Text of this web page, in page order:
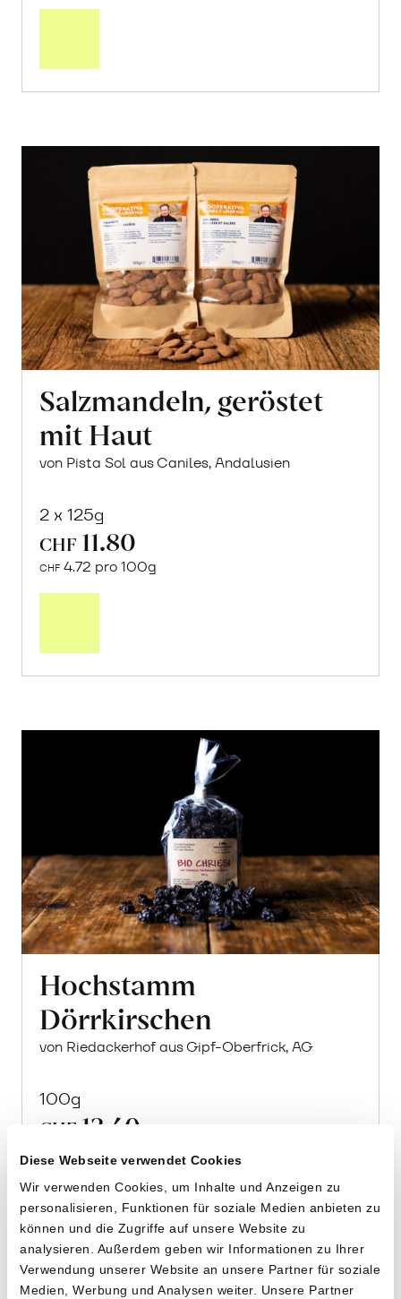
Diese Webseite verwendet Cookies
Wir verwenden Cookies, um Inhalte und Anzeigen zu
personalisieren, Funktionen für soziale Medien anbieten zu
können und die Zugriffe auf unsere Website zu
analysieren. Außerdem geben wir Informationen zu Ihrer
Verwendung unserer Website an unsere Partner für soziale
Medien, Werbung und Analysen weiter. Unsere Partner
Salzmandeln, geröstet
mit Haut
von Pista Sol aus Caniles, Andalusien
2 x 125g
CHF 11.80
CHF 4.72 pro 100g
Hochstamm
Dörrkirschen
von Riedackerhof aus Gipf-Oberfrick, AG
100g
CHF 13.40
13.40 pro 100g
In
den
Warenkorb